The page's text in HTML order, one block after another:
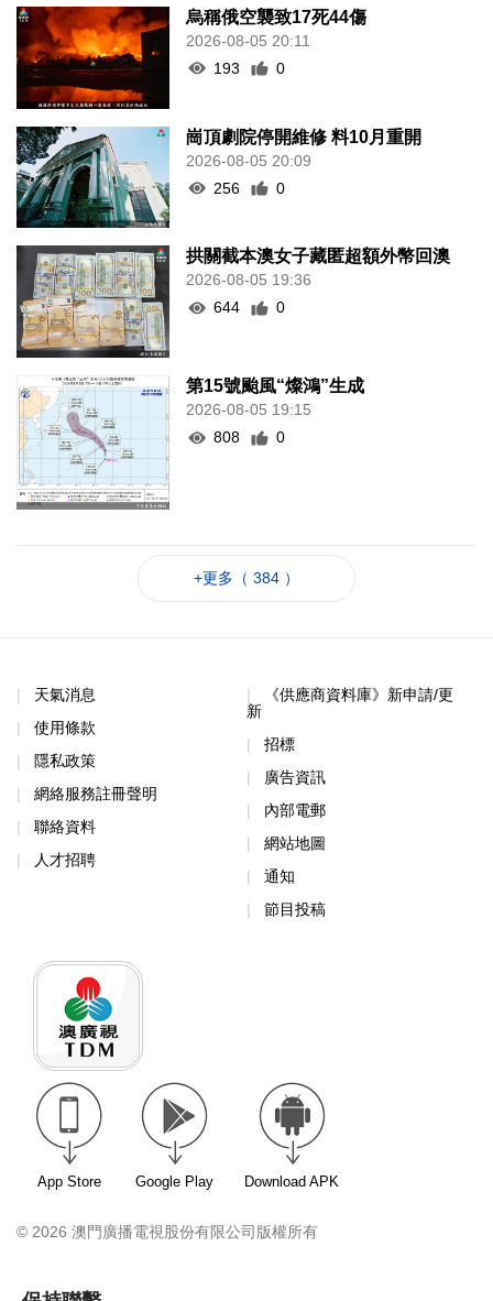
烏稱俄空襲致17死44傷
2026-08-05 20:11
193
0
崗頂劇院停開維修 料10月重開
2026-08-05 20:09
256
0
拱關截本澳女子藏匿超額外幣回澳
2026-08-05 19:36
644
0
第15號颱風“燦鴻”生成
2026-08-05 19:15
808
0
+更多（ 384 ）
天氣消息
使用條款
隱私政策
網絡服務註冊聲明
聯絡資料
人才招聘
《供應商資料庫》新申請/更
新
招標
廣告資訊
內部電郵
網站地圖
通知
節目投稿
App Store Google Play Download APK
© 2026 澳門廣播電視股份有限公司版權所有